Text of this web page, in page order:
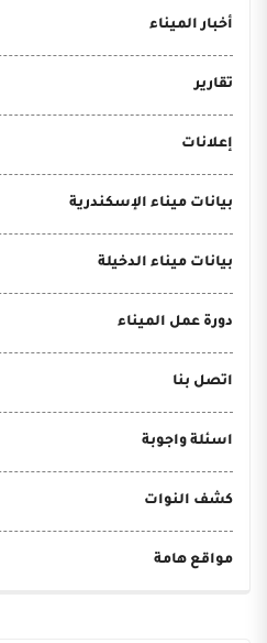
أخبار الميناء
تقارير
إعلانات
بيانات ميناء الإسكندرية
بيانات ميناء الدخيلة
دورة عمل الميناء
اتصل بنا
اسئلة واجوبة
كشف النوات
مواقع هامة